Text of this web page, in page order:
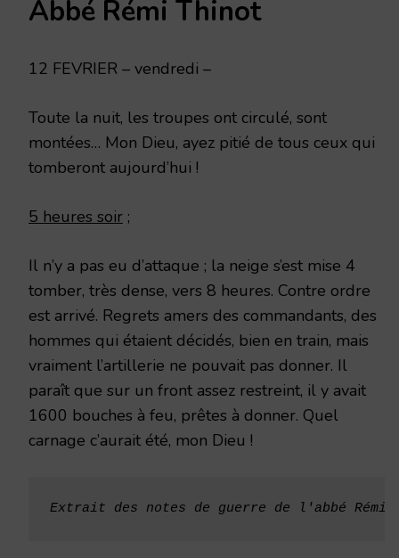
FÉVRIER
1915
Abbé Rémi Thinot
12 FEVRIER – vendredi –
Toute la nuit, les troupes ont circulé, sont
montées… Mon Dieu, ayez pitié de tous ceux qui
tomberont aujourd’hui !
5 heures soir ;
Il n’y a pas eu d’attaque ; la neige s’est mise 4
tomber, très dense, vers 8 heures. Contre ordre
est arrivé. Regrets amers des commandants, des
hommes qui étaient décidés, bien en train, mais
vraiment l’artillerie ne pouvait pas donner. Il
paraît que sur un front assez restreint, il y avait
1600 bouches à feu, prêtes à donner. Quel
carnage c’aurait été, mon Dieu !
Extrait des notes de guerre de l'abbé